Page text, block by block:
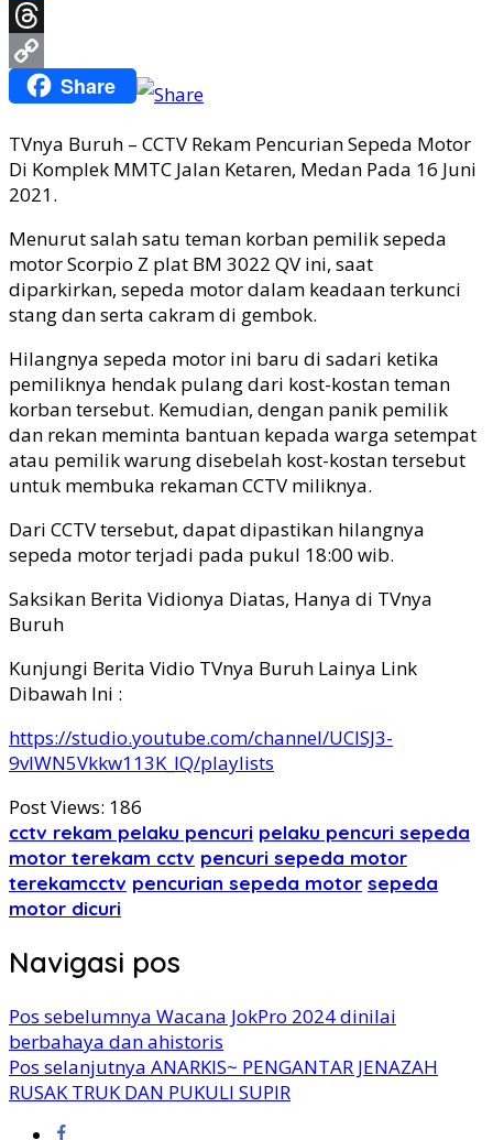
Twitter
Threads
Copy Share
TVnya Buruh – CCTV Rekam Pencurian Sepeda Motor
Di Komplek MMTC Jalan Ketaren, Medan Pada 16 Juni
2021.
Menurut salah satu teman korban pemilik sepeda
motor Scorpio Z plat BM 3022 QV ini, saat
diparkirkan, sepeda motor dalam keadaan terkunci
stang dan serta cakram di gembok.
Hilangnya sepeda motor ini baru di sadari ketika
pemiliknya hendak pulang dari kost-kostan teman
korban tersebut. Kemudian, dengan panik pemilik
dan rekan meminta bantuan kepada warga setempat
atau pemilik warung disebelah kost-kostan tersebut
untuk membuka rekaman CCTV miliknya.
Dari CCTV tersebut, dapat dipastikan hilangnya
sepeda motor terjadi pada pukul 18:00 wib.
Saksikan Berita Vidionya Diatas, Hanya di TVnya
Buruh
Kunjungi Berita Vidio TVnya Buruh Lainya Link
Dibawah Ini :
https://studio.youtube.com/channel/UCISJ3-
9vIWN5Vkkw113K_IQ/playlists
Post Views: 186
cctv rekam pelaku pencuri pelaku pencuri sepeda
motor terekam cctv pencuri sepeda motor
terekamcctv pencurian sepeda motor sepeda
motor dicuri
Navigasi pos
Pos sebelumnya Wacana JokPro 2024 dinilai
berbahaya dan ahistoris
Pos selanjutnya ANARKIS~ PENGANTAR JENAZAH
RUSAK TRUK DAN PUKULI SUPIR